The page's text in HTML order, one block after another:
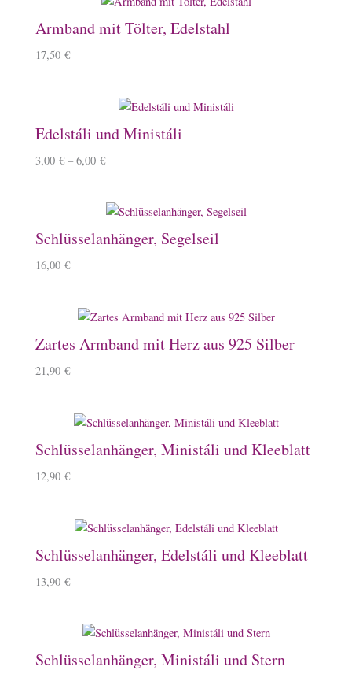
Armband mit Tölter, Edelstahl
17,50 €
Edelstáli und Ministáli
3,00 € –6,00 €
Schlüsselanhänger, Segelseil
16,00 €
Zartes Armband mit Herz aus 925 Silber
21,90 €
Schlüsselanhänger, Ministáli und Kleeblatt
12,90 €
Schlüsselanhänger, Edelstáli und Kleeblatt
13,90 €
Schlüsselanhänger, Ministáli und Stern